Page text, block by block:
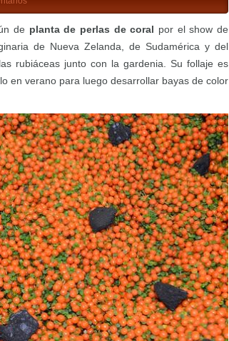
de planta de perlas de coral por el show de
de Nueva Zelanda, de Sudamérica y del
rubiáceas junto con la gardenia. Su follaje es
en verano para luego desarrollar bayas de color